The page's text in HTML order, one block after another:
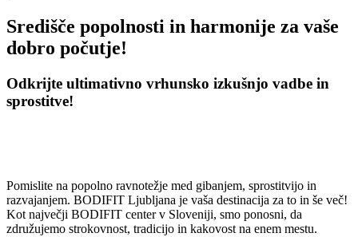
Središče popolnosti in harmonije za vaše
dobro počutje!
Odkrijte ultimativno vrhunsko izkušnjo vadbe in
sprostitve!
Pomislite na popolno ravnotežje med gibanjem, sprostitvijo in
razvajanjem. BODIFIT Ljubljana je vaša destinacija za to in še več!
Kot največji BODIFIT center v Sloveniji, smo ponosni, da
združujemo strokovnost, tradicijo in kakovost na enem mestu.